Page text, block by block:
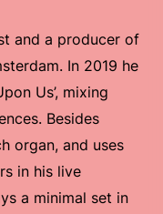
and a producer of
In 2019 he
Us’, mixing
Besides
organ, and uses
in his live
a minimal set in